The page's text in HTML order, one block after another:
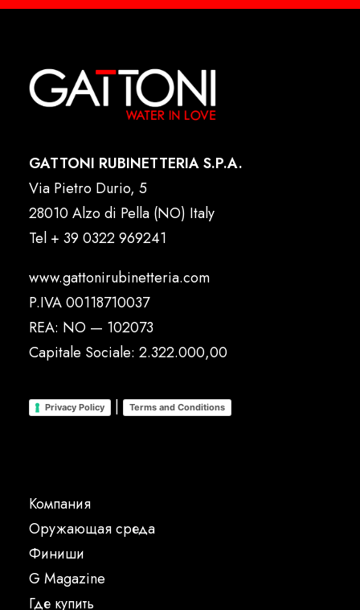
GATTONI RUBINETTERIA S.P.A.
Via Pietro Durio, 5
28010 Alzo di Pella (NO) Italy
Tel + 39 0322 969241
www.gattonirubinetteria.com
P.IVA 00118710037
REA: NO — 102073
Capitale Sociale: 2.322.000,00
Privacy Policy | Terms and Conditions
Компания
Oружающая среда
Финиши
G Magazine
Где купить